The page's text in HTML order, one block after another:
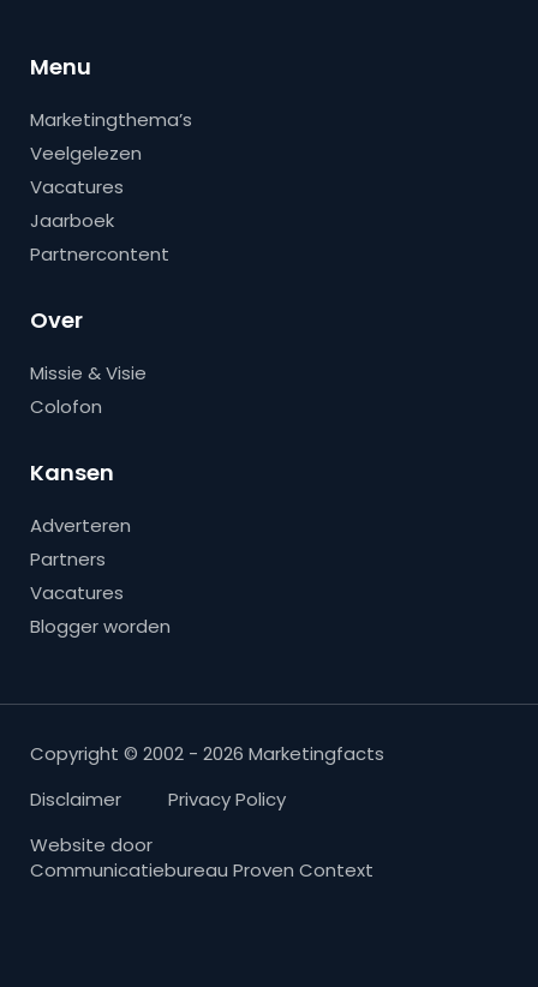
Menu
Marketingthema’s
Veelgelezen
Vacatures
Jaarboek
Partnercontent
Over
Missie & Visie
Colofon
Kansen
Adverteren
Partners
Vacatures
Blogger worden
Copyright © 2002 - 2026 Marketingfacts
Disclaimer
Privacy Policy
Website door
Communicatiebureau Proven Context